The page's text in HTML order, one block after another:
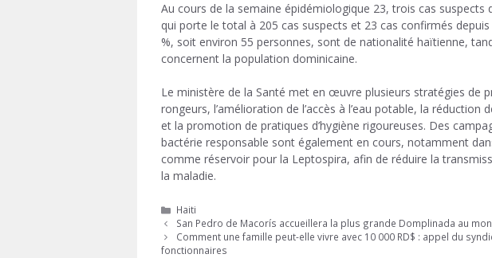
Au cours de la semaine épidémiologique 23, trois cas
qui porte le total à 205 cas suspects et 23 cas confirmés depuis
%, soit environ 55 personnes, sont de nationalité haïtienne,
concernent la population dominicaine.
Le ministère de la Santé met en œuvre plusieurs stratégies de
rongeurs, l’amélioration de l’accès à l’eau potable, la
et la promotion de pratiques d’hygiène rigoureuses. Des
bactérie responsable sont également en cours, notamment
comme réservoir pour la Leptospira, afin de réduire la
la maladie.
Catégories
Haiti
San Pedro de Macorís accueillera la plus grande Domplinada au
Comment une famille peut-elle vivre avec 10 000 RD$ : appel du
fonctionnaires